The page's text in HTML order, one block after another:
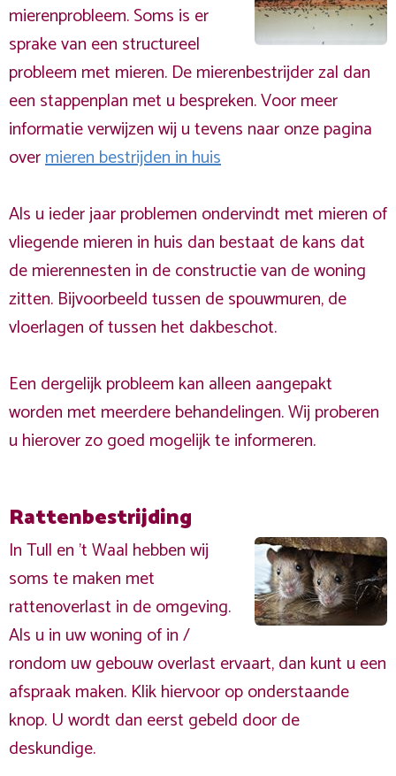
mierenprobleem. Soms is er
sprake van een structureel
probleem met mieren. De mierenbestrijder zal dan
een stappenplan met u bespreken. Voor meer
informatie verwijzen wij u tevens naar onze pagina
overmieren bestrijden in huis
Als u ieder jaar problemen ondervindt met mieren of
vliegende mieren in huis dan bestaat de kans dat
de mierennesten in de constructie van de woning
zitten. Bijvoorbeeld tussen de spouwmuren, de
vloerlagen of tussen het dakbeschot.
Een dergelijk probleem kan alleen aangepakt
worden met meerdere behandelingen. Wij proberen
u hierover zo goed mogelijk te informeren.
Rattenbestrijding
In Tull en 't Waal hebben wij
soms te maken met
rattenoverlast in de omgeving.
Als u in uw woning of in /
rondom uw gebouw overlast ervaart, dan kunt u een
afspraak maken. Klik hiervoor op onderstaande
knop. U wordt dan eerst gebeld door de
deskundige.